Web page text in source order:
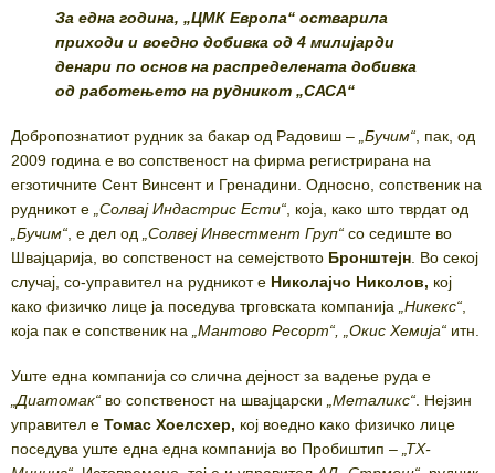
За една година, „ЦМК Европа“ остварила
приходи и воедно добивка од 4 милијарди
денари по основ на распределената добивка
од работењето на рудникот „САСА“
Добропознатиот рудник за бакар од Радовиш – Бучим“ , пак, од
2009 година е во сопственост на фирма регистрирана на
егзотичните Сент Винсент и Гренадини. Односно, сопственик на
рудникот е Солвај Индастрис Ести“ , која, како што тврдат од
Бучим“ , е дел од Солвеј Инвестмент Груп“ со седиште во
Швајцарија, во сопственост на семејството Бронштeјн . Во секој
случај, со-управител на рудникот е Николајчо Николов, кој
како физичко лице ја поседува трговската компанија
Никекс“
која пак е сопственик на
Мантово Ресорт“ Окис Хемија“ итн.
Уште една компанија со слична дејност за вадење руда е
„Диатомак“ во сопственост на швајцарски „Металикс“ . Нејзин
управител е Томас Хоелсхер, кој воедно како физичко лице
поседува уште една една компанија во Пробиштип – „ТХ-